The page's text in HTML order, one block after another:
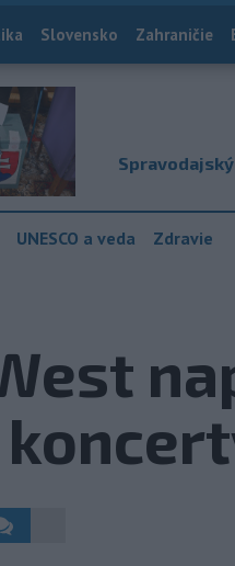
Slovensko Zahraničie
UNESCO a veda Zdravie